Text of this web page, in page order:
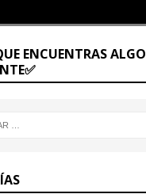
ENCUENTRAS ALGO